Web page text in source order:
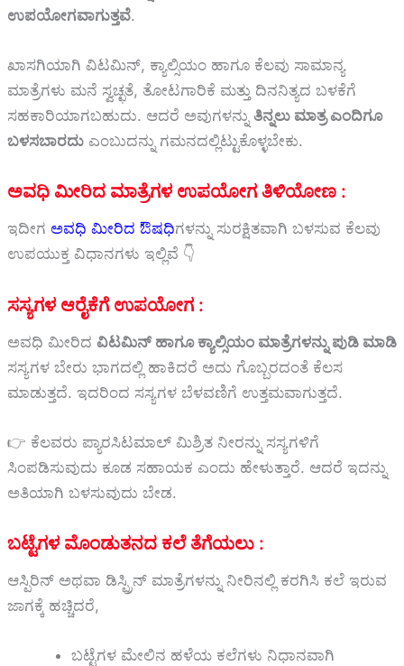
ಉಪಯೋಗವಾಗುತ್ತವೆ.
ಖಾಸಗಿಯಾಗಿ ವಿಟಮಿನ್, ಕ್ಯಾಲ್ಸಿಯಂ ಹಾಗೂ ಕೆಲವು ಸಾಮಾನ್ಯ
ಮಾತ್ರೆಗಳು ಮನೆ ಸ್ವಚ್ಛತೆ, ತೋಟಗಾರಿಕೆ ಮತ್ತು ದಿನನಿತ್ಯದ ಬಳಕೆಗೆ
ಸಹಕಾರಿಯಾಗಬಹುದು. ಆದರೆ ಅವುಗಳನ್ನು ತಿನ್ನಲು ಮಾತ್ರ ಎಂದಿಗೂ
ಬಳಸಬಾರದು ಎಂಬುದನ್ನು ಗಮನದಲ್ಲಿಟ್ಟುಕೊಳ್ಳಬೇಕು.
ಅವಧಿ ಮೀರಿದ ಮಾತ್ರೆಗಳ ಉಪಯೋಗ ತಿಳಿಯೋಣ :
ಇದೀಗ ಅವಧಿ ಮೀರಿದ ಔಷಧಿಗಳನ್ನು ಸುರಕ್ಷಿತವಾಗಿ ಬಳಸುವ ಕೆಲವು
ಉಪಯುಕ್ತ ವಿಧಾನಗಳು ಇಲ್ಲಿವೆ 👇
ಸಸ್ಯಗಳ ಆರೈಕೆಗೆ ಉಪಯೋಗ :
ಅವಧಿ ಮೀರಿದ ವಿಟಮಿನ್ ಹಾಗೂ ಕ್ಯಾಲ್ಸಿಯಂ ಮಾತ್ರೆಗಳನ್ನು ಪುಡಿ ಮಾಡಿ
ಸಸ್ಯಗಳ ಬೇರು ಭಾಗದಲ್ಲಿ ಹಾಕಿದರೆ ಅದು ಗೊಬ್ಬರದಂತೆ ಕೆಲಸ
ಮಾಡುತ್ತದೆ. ಇದರಿಂದ ಸಸ್ಯಗಳ ಬೆಳವಣಿಗೆ ಉತ್ತಮವಾಗುತ್ತದೆ.
👉 ಕೆಲವರು ಪ್ಯಾರಸಿಟಮಾಲ್ ಮಿಶ್ರಿತ ನೀರನ್ನು ಸಸ್ಯಗಳಿಗೆ
ಸಿಂಪಡಿಸುವುದು ಕೂಡ ಸಹಾಯಕ ಎಂದು ಹೇಳುತ್ತಾರೆ. ಆದರೆ ಇದನ್ನು
ಅತಿಯಾಗಿ ಬಳಸುವುದು ಬೇಡ.
ಬಟ್ಟೆಗಳ ಮೊಂಡುತನದ ಕಲೆ ತೆಗೆಯಲು :
ಆಸ್ಪಿರಿನ್ ಅಥವಾ ಡಿಸ್ಪ್ರಿನ್ ಮಾತ್ರೆಗಳನ್ನು ನೀರಿನಲ್ಲಿ ಕರಗಿಸಿ ಕಲೆ ಇರುವ
ಜಾಗಕ್ಕೆ ಹಚ್ಚಿದರೆ,
ಬಟ್ಟೆಗಳ ಮೇಲಿನ ಹಳೆಯ ಕಲೆಗಳು ನಿಧಾನವಾಗಿ